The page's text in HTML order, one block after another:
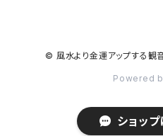
© 風水より金運アップする観
Powered
ショッ